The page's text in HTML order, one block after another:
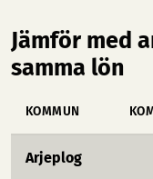
Jämför med
samma lön
KOMMUN
Arjeplog